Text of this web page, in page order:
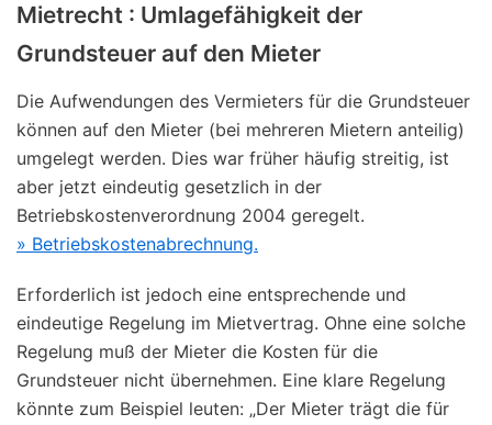
Mietrecht : Umlagefähigkeit der
Grundsteuer auf den Mieter
Die Aufwendungen des Vermieters für die Grundsteuer
können auf den Mieter (bei mehreren Mietern anteilig)
umgelegt werden. Dies war früher häufig streitig, ist
aber jetzt eindeutig gesetzlich in der
Betriebskostenverordnung 2004 geregelt.
» Betriebskostenabrechnung.
Erforderlich ist jedoch eine entsprechende und
eindeutige Regelung im Mietvertrag. Ohne eine solche
Regelung muß der Mieter die Kosten für die
Grundsteuer nicht übernehmen. Eine klare Regelung
könnte zum Beispiel leuten: „Der Mieter trägt die für